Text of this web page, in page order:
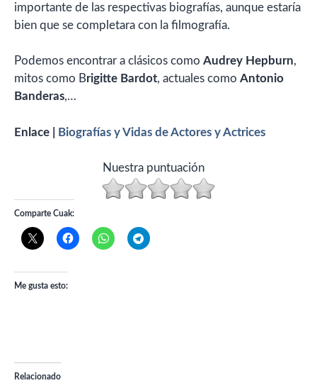
importante de las respectivas biografías, aunque estaría
bien que se completara con la filmografía.
Podemos encontrar a clásicos como Audrey Hepburn,
mitos como Brigitte Bardot, actuales como Antonio
Banderas,…
Enlace | Biografías y Vidas de Actores y Actrices
Nuestra puntuación
Comparte Cuak:
Me gusta esto:
Relacionado